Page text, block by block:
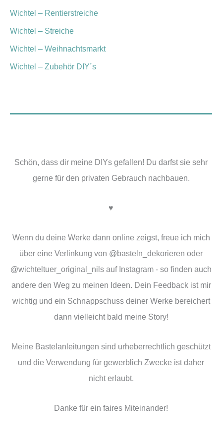
Wichtel – Rentierstreiche
Wichtel – Streiche
Wichtel – Weihnachtsmarkt
Wichtel – Zubehör DIY´s
Schön, dass dir meine DIYs gefallen! Du darfst sie sehr
gerne für den privaten Gebrauch nachbauen.
♥︎
Wenn du deine Werke dann online zeigst, freue ich mich
über eine Verlinkung von @basteln_dekorieren oder
@wichteltuer_original_nils auf Instagram - so finden auch
andere den Weg zu meinen Ideen. Dein Feedback ist mir
wichtig und ein Schnappschuss deiner Werke bereichert
dann vielleicht bald meine Story!
Meine Bastelanleitungen sind urheberrechtlich geschützt
und die Verwendung für gewerblich Zwecke ist daher
nicht erlaubt.
Danke für ein faires Miteinander!